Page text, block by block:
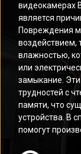
видеокамерах
является
Повреждения
воздействием,
влажностью,
или
замыкание. Эти
трудностей с
памяти, что
устройства. В
помогут